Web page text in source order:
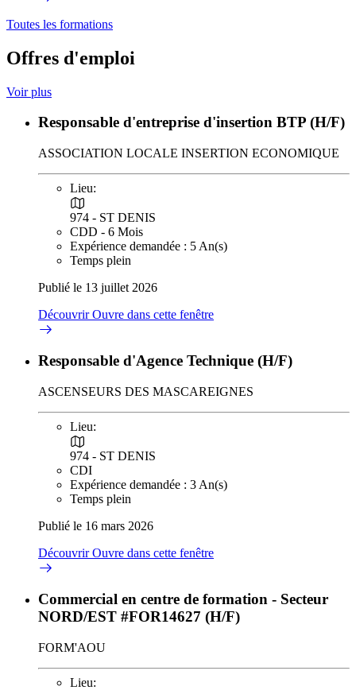
Toutes les formations
Offres d'emploi
Voir plus
Responsable d'entreprise d'insertion BTP (H/F)
ASSOCIATION LOCALE INSERTION ECONOMIQUE
Lieu:
974 - ST DENIS
CDD - 6 Mois
Expérience demandée : 5 An(s)
Temps plein
Publié le 13 juillet 2026
DécouvrirOuvre dans cette fenêtre
Responsable d'Agence Technique (H/F)
ASCENSEURS DES MASCAREIGNES
Lieu:
974 - ST DENIS
CDI
Expérience demandée : 3 An(s)
Temps plein
Publié le 16 mars 2026
DécouvrirOuvre dans cette fenêtre
Commercial en centre de formation - Secteur
NORD/EST #FOR14627 (H/F)
FORM'AOU
Lieu: